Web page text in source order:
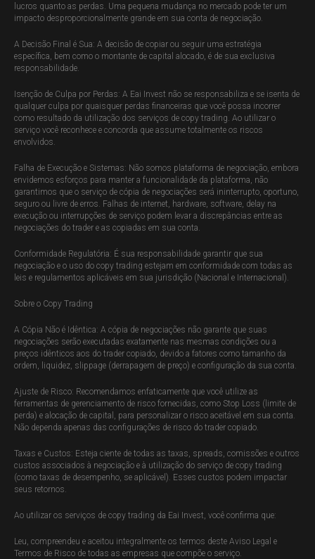
lucros quanto as perdas. Uma pequena mudança no mercado pode ter um
impacto desproporcionalmente grande em sua conta de negociação.
A Decisão Final é Sua: A decisão de copiar ou seguir uma estratégia
específica, bem como o montante de capital alocado, é de sua exclusiva
responsabilidade.
Isenção de Culpa por Perdas: A Eai Invest não se responsabiliza e se isenta de
qualquer culpa por quaisquer perdas financeiras que você possa incorrer
como resultado da utilização dos serviços de copy trading. Ao utilizar o
serviço você reconhece e concorda que assume totalmente os riscos
envolvidos.
Falha de Execução e Sistemas: Não somos plataforma de negociação, embora
envidemos esforços para manter a funcionalidade da plataforma, não
garantimos que o serviço de cópia de negociações será ininterrupto, oportuno,
seguro ou livre de erros. Falhas de internet, hardware, software, delay na
execução ou interrupções de serviço podem levar a discrepâncias entre as
negociações do trader e as copiadas em sua conta.
Conformidade Regulatória: É sua responsabilidade garantir que sua
negociação e o uso do copy trading estejam em conformidade com todas as
leis e regulamentos aplicáveis em sua jurisdição (Nacional e Internacional).
Sobre o Copy Trading
A Cópia Não é Idêntica: A cópia de negociações não garante que suas
negociações serão executadas exatamente nas mesmas condições ou a
preços idênticos aos do trader copiado, devido a fatores como tamanho da
ordem, liquidez, slippage (derrapagem de preço) e configuração da sua conta.
Ajuste de Risco: Recomendamos enfaticamente que você utilize as
ferramentas de gerenciamento de risco fornecidas, como Stop Loss (limite de
perda) e alocação de capital, para personalizar o risco aceitável em sua conta.
Não dependa apenas das configurações de risco do trader copiado.
Taxas e Custos: Esteja ciente de todas as taxas, spreads, comissões e outros
custos associados à negociação e à utilização do serviço de copy trading
(como taxas de desempenho, se aplicável). Esses custos podem impactar
seus retornos.
Ao utilizar os serviços de copy trading da Eai Invest, você confirma que:
Leu, compreendeu e aceitou integralmente os termos deste Aviso Legal e
Termos de Risco de todas as empresas que compõe o serviço.